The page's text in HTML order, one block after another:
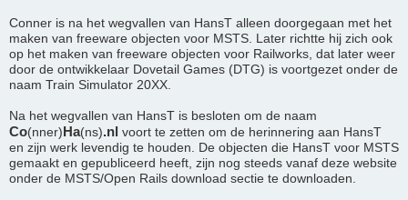
Conner is na het wegvallen van HansT alleen doorgegaan met het
maken van freeware objecten voor MSTS. Later richtte hij zich ook
op het maken van freeware objecten voor Railworks, dat later weer
door de ontwikkelaar Dovetail Games (DTG) is voortgezet onder de
naam Train Simulator 20XX.
Na het wegvallen van HansT is besloten om de naam
Co(nner)Ha(ns).nl voort te zetten om de herinnering aan HansT
en zijn werk levendig te houden. De objecten die HansT voor MSTS
gemaakt en gepubliceerd heeft, zijn nog steeds vanaf deze website
onder de MSTS/Open Rails download sectie te downloaden.